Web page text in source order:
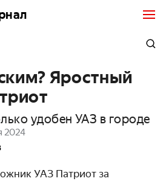
Яростный
удобен УАЗ в городе
2024
УАЗ Патриот за